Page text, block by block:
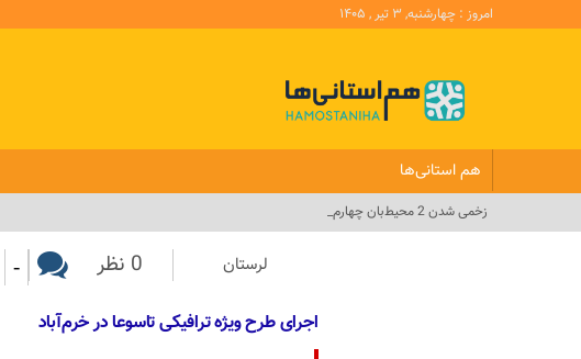
امروز : چهارشنبه, ۳ تیر , ۱۴۰۵
هم استانی‌ها
زخمی شدن 2 محیط‌بان چهارمحال و ب_
لرستان 0 نظر -
اجرای طرح ویژه ترافیکی تاسوعا در خرم‌آباد